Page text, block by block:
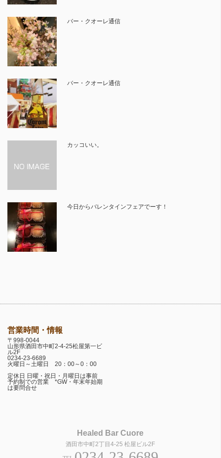
バー・クオーレ通信
バー・クオーレ通信
カッコいい。
今日からバレンタインフェアでーす！
営業時間・情報
〒998-0044
山形県酒田市中町2-4-25松屋第一ビ
ル2F
0234-23-6689
火曜日～土曜日 20：00～0：00
定休日 日曜・祝日・月曜日は事前
予約制での営業 *GW・年末年始期
は要問合せ
Healed Bar Cuore
酒田市中町2丁目4-25 松屋ビル2F